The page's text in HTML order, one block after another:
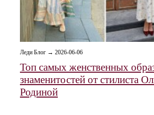
Леди Блог → 2026-06-06
Топ самых женственных
знаменитостей от стилиста
Родиной